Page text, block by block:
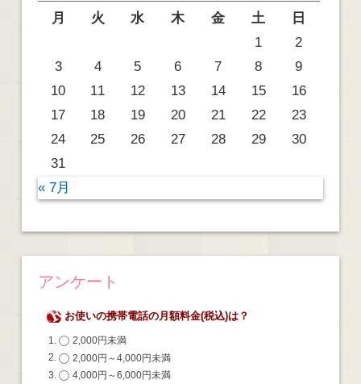
月 火 水 木 金 土
日
1
2
3
4 5 6 7 8
9
10
11 12 13 14 15
16
17
18 19 20 21 22
23
24
25 26 27 28 29
30
31
« 7月
アンケート
お使いの携帯電話の月額料金(税込)は？
2,000円未満
2,000円～4,000円未満
4,000円～6,000円未満